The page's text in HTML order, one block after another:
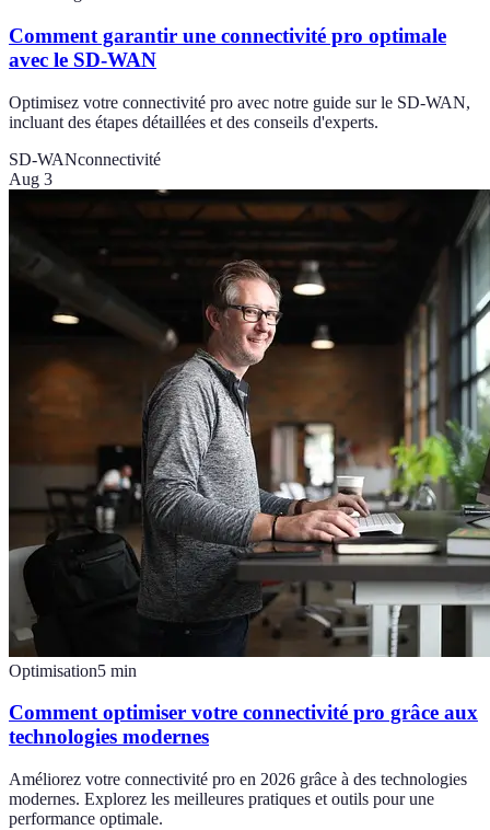
Comment garantir une connectivité pro optimale
avec le SD-WAN
Optimisez votre connectivité pro avec notre guide sur le SD-WAN,
incluant des étapes détaillées et des conseils d'experts.
SD-WANconnectivité
Aug 3
Optimisation5 min
Comment optimiser votre connectivité pro grâce aux
technologies modernes
Améliorez votre connectivité pro en 2026 grâce à des technologies
modernes. Explorez les meilleures pratiques et outils pour une
performance optimale.